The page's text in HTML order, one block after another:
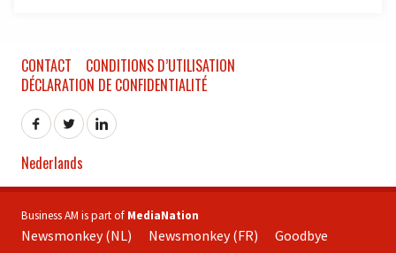
CONTACT
CONDITIONS D’UTILISATION
DÉCLARATION DE CONFIDENTIALITÉ
Nederlands
Business AM is part of MediaNation
Newsmonkey (NL) Newsmonkey (FR) Goodbye